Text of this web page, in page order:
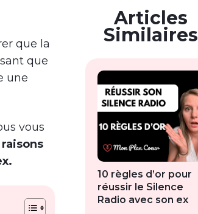
que la
que
une
vous
raisons
Articles
Similaires
10 règles d’or pour
réussir le Silence
Radio avec son ex